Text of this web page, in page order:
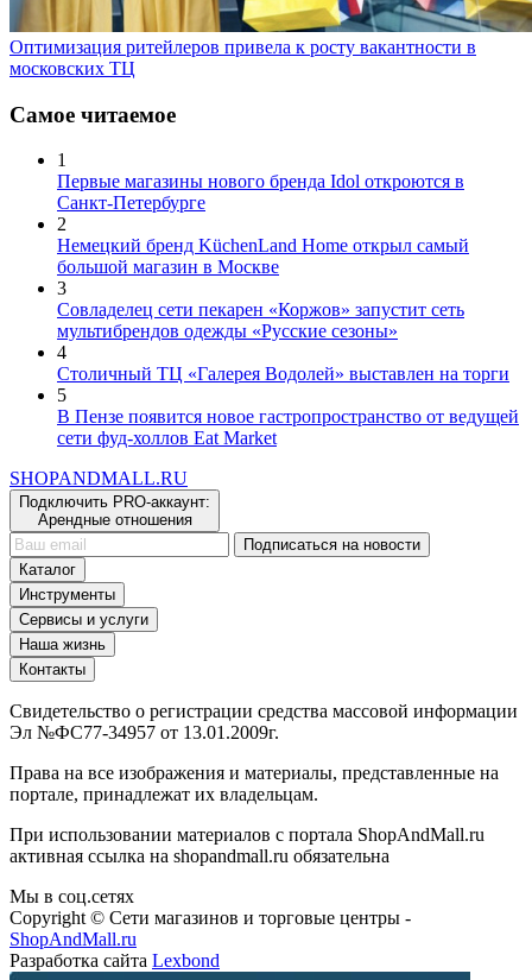
Оптимизация ритейлеров привела к росту вакантности в
московских ТЦ
Самое читаемое
1
Первые магазины нового бренда Idol откроются в
Санкт-Петербурге
2
Немецкий бренд KüchenLand Home открыл самый
большой магазин в Москве
3
Совладелец сети пекарен «Коржов» запустит сеть
мультибрендов одежды «Русские сезоны»
4
Столичный ТЦ «Галерея Водолей» выставлен на торги
5
В Пензе появится новое гастропространство от ведущей
сети фуд-холлов Eat Market
SHOPANDMALL.RU
Подключить PRO-аккаунт:
Арендные отношения
Подписаться на новости
Каталог
Инструменты
Сервисы и услуги
Наша жизнь
Контакты
Свидетельство о регистрации средства массовой информации
Эл №ФС77-34957 от 13.01.2009г.
Права на все изображения и материалы, представленные на
портале, принадлежат их владельцам.
При использовании материалов с портала ShopAndMall.ru
активная ссылка на shopandmall.ru обязательна
Мы в соц.сетях
Copyright © Сети магазинов и торговые центры -
ShopAndMall.ru
Разработка сайта Lexbond